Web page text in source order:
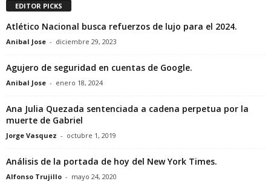
EDITOR PICKS
Atlético Nacional busca refuerzos de lujo para el 2024.
Anibal Jose - diciembre 29, 2023
Agujero de seguridad en cuentas de Google.
Anibal Jose - enero 18, 2024
Ana Julia Quezada sentenciada a cadena perpetua por la
muerte de Gabriel
Jorge Vasquez - octubre 1, 2019
Análisis de la portada de hoy del New York Times.
Alfonso Trujillo - mayo 24, 2020